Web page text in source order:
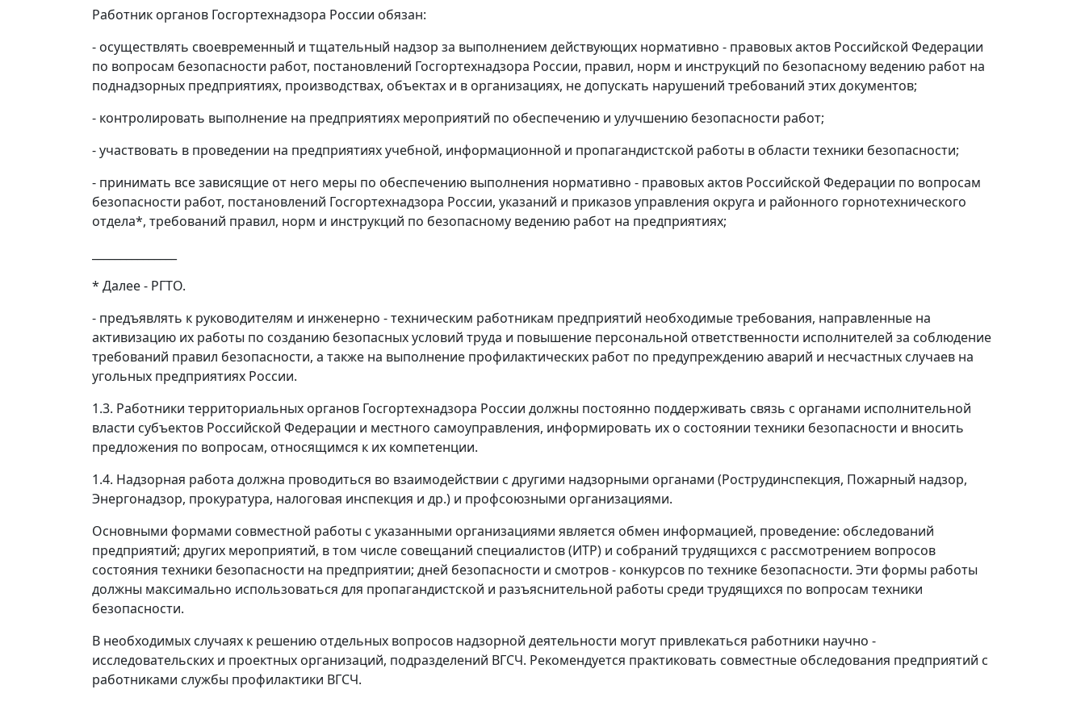
Работник органов Госгортехнадзора России обязан:
- осуществлять своевременный и тщательный надзор за выполнением действующих нормативно - правовых актов Российской Федерации
по вопросам безопасности работ, постановлений Госгортехнадзора России, правил, норм и инструкций по безопасному ведению работ на
поднадзорных предприятиях, производствах, объектах и в организациях, не допускать нарушений требований этих документов;
- контролировать выполнение на предприятиях мероприятий по обеспечению и улучшению безопасности работ;
- участвовать в проведении на предприятиях учебной, информационной и пропагандистской работы в области техники безопасности;
- принимать все зависящие от него меры по обеспечению выполнения нормативно - правовых актов Российской Федерации по вопросам
безопасности работ, постановлений Госгортехнадзора России, указаний и приказов управления округа и районного горнотехнического
отдела*, требований правил, норм и инструкций по безопасному ведению работ на предприятиях;
* Далее - РГТО.
- предъявлять к руководителям и инженерно - техническим работникам предприятий необходимые требования, направленные на
активизацию их работы по созданию безопасных условий труда и повышение персональной ответственности исполнителей за соблюдение
требований правил безопасности, а также на выполнение профилактических работ по предупреждению аварий и несчастных случаев на
угольных предприятиях России.
1.3. Работники территориальных органов Госгортехнадзора России должны постоянно поддерживать связь с органами исполнительной
власти субъектов Российской Федерации и местного самоуправления, информировать их о состоянии техники безопасности и вносить
предложения по вопросам, относящимся к их компетенции.
1.4. Надзорная работа должна проводиться во взаимодействии с другими надзорными органами (Рострудинспекция, Пожарный надзор,
Энергонадзор, прокуратура, налоговая инспекция и др.) и профсоюзными организациями.
Основными формами совместной работы с указанными организациями является обмен информацией, проведение: обследований
предприятий; других мероприятий, в том числе совещаний специалистов (ИТР) и собраний трудящихся с рассмотрением вопросов
состояния техники безопасности на предприятии; дней безопасности и смотров - конкурсов по технике безопасности. Эти формы работы
должны максимально использоваться для пропагандистской и разъяснительной работы среди трудящихся по вопросам техники
безопасности.
В необходимых случаях к решению отдельных вопросов надзорной деятельности могут привлекаться работники научно -
исследовательских и проектных организаций, подразделений ВГСЧ. Рекомендуется практиковать совместные обследования предприятий с
работниками службы профилактики ВГСЧ.